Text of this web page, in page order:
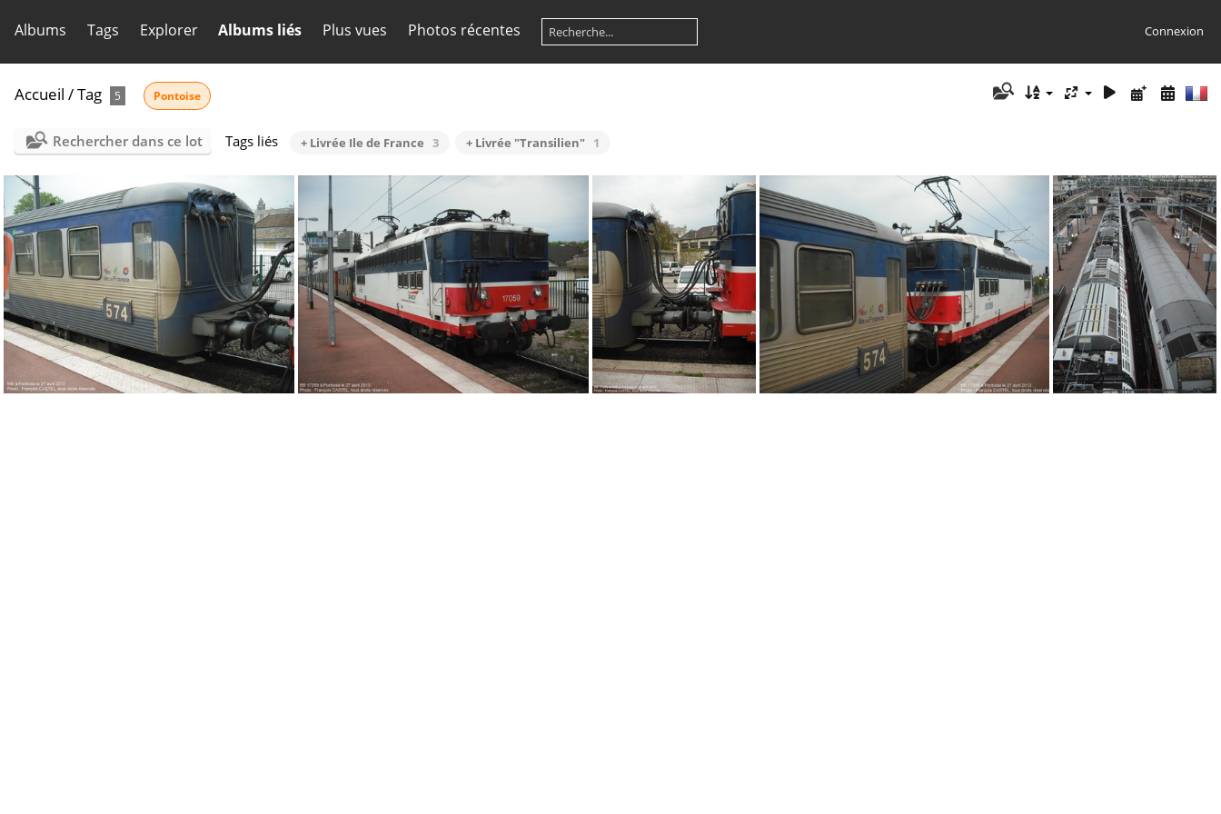
Albums Tags Explorer Albums liés Plus vues Photos récentes Connexion
Accueil /Tag 5 Pontoise
Rechercher dans ce lot Tags liés + Livrée Ile de France 3 + Livrée "Transilien" 1